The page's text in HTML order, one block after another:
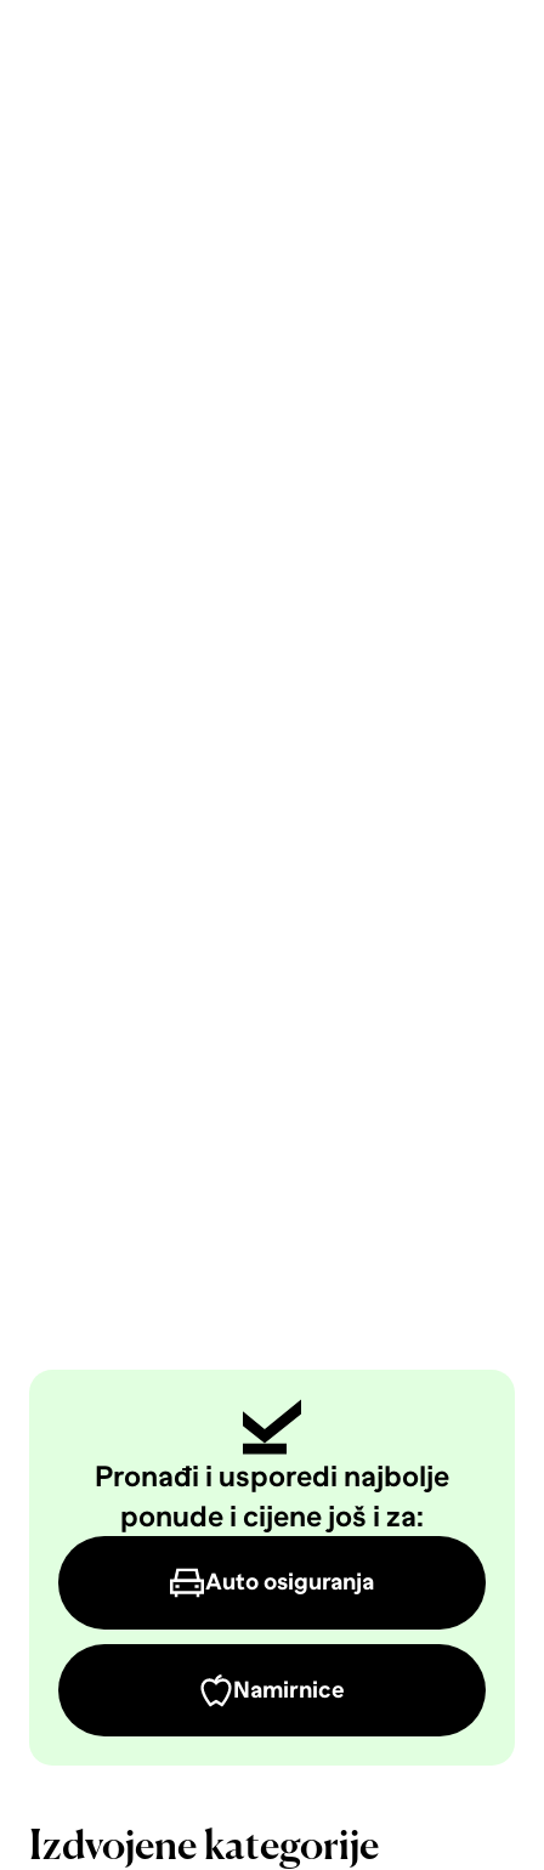
Pronađi i usporedi najbolje
ponude i cijene još i za:
Auto osiguranja
Namirnice
Izdvojene kategorije